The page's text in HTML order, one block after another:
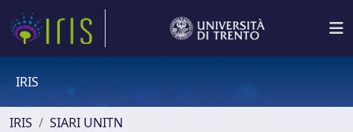
IRIS
IRIS
SIARI UNITN